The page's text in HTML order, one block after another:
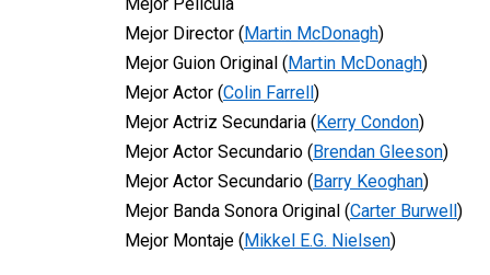
Mejor Director (Martin McDonagh)
Mejor Guion Original (Martin McDonagh)
Mejor Actor (Colin Farrell)
Mejor Actriz Secundaria (Kerry Condon)
Mejor Actor Secundario (Brendan Gleeson)
Mejor Actor Secundario (Barry Keoghan)
Mejor Banda Sonora Original (Carter Burwell)
Mejor Montaje (Mikkel E.G. Nielsen)